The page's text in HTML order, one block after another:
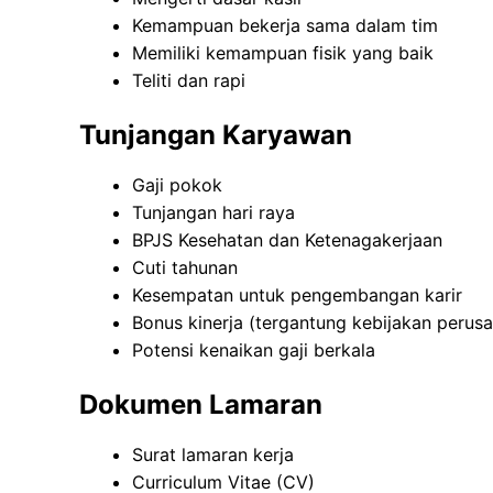
Kemampuan bekerja sama dalam tim
Memiliki kemampuan fisik yang baik
Teliti dan rapi
Tunjangan Karyawan
Gaji pokok
Tunjangan hari raya
BPJS Kesehatan dan Ketenagakerjaan
Cuti tahunan
Kesempatan untuk pengembangan karir
Bonus kinerja (tergantung kebijakan
Potensi kenaikan gaji berkala
Dokumen Lamaran
Surat lamaran kerja
Curriculum Vitae (CV)